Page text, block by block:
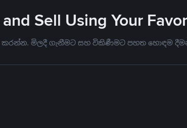
Sell Using Your
කරන්න. මිලදී ගැනීමට සහ විකිණීමට පහත හොඳම